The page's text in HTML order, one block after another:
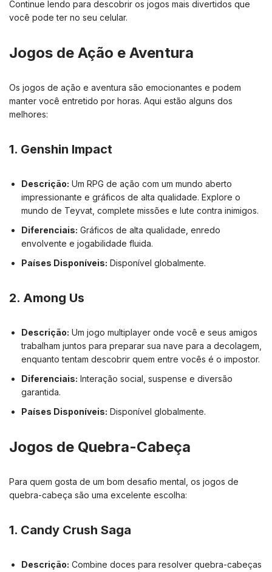
Continue lendo para descobrir os jogos mais divertidos que
você pode ter no seu celular.
Jogos de Ação e Aventura
Os jogos de ação e aventura são emocionantes e podem
manter você entretido por horas. Aqui estão alguns dos
melhores:
1. Genshin Impact
Descrição: Um RPG de ação com um mundo aberto
impressionante e gráficos de alta qualidade. Explore o
mundo de Teyvat, complete missões e lute contra inimigos.
Diferenciais: Gráficos de alta qualidade, enredo
envolvente e jogabilidade fluida.
Países Disponíveis: Disponível globalmente.
2. Among Us
Descrição: Um jogo multiplayer onde você e seus amigos
trabalham juntos para preparar sua nave para a decolagem,
enquanto tentam descobrir quem entre vocês é o impostor.
Diferenciais: Interação social, suspense e diversão
garantida.
Países Disponíveis: Disponível globalmente.
Jogos de Quebra-Cabeça
Para quem gosta de um bom desafio mental, os jogos de
quebra-cabeça são uma excelente escolha:
1. Candy Crush Saga
Descrição: Combine doces para resolver quebra-cabeças